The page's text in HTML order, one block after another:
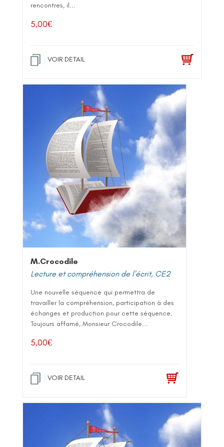
rencontres, il...
5,00€
VOIR DETAIL
M.Crocodile
Lecture et compréhension de l'écrit, CE2
Une nouvelle séquence qui permettra de
travailler la compréhension, participation à des
échanges et production pour cette séquence.
Toujours affamé, Monsieur Crocodile...
5,00€
VOIR DETAIL